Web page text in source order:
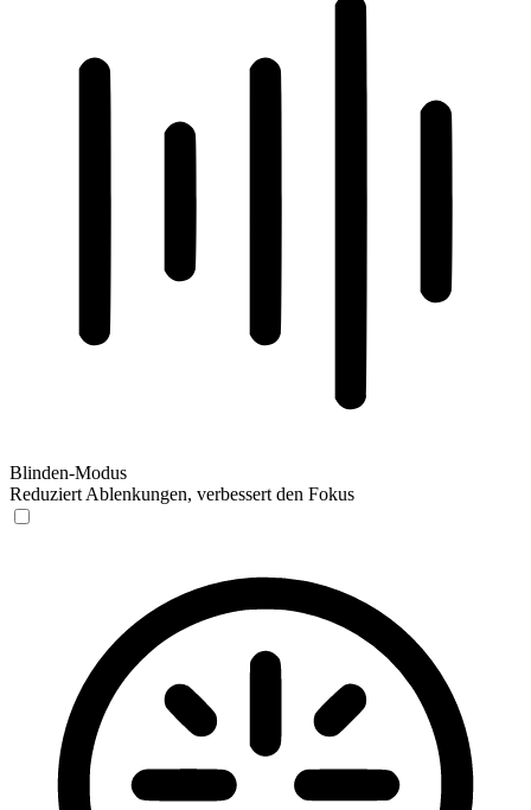
Blinden-Modus
Reduziert Ablenkungen, verbessert den Fokus